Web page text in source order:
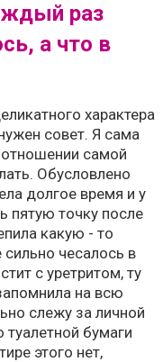
раз
а что в
характера
совет. Я сама
самой
Обусловлено
долгое время и у
пятую точку после
какую - то
сильно чесалось в
с уретритом, ту
на всю
слежу за личной
туалетной бумаги
этого нет,